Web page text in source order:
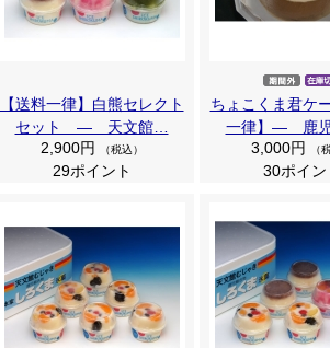
【送料一律】白熊セレクト
セット ― 天文館…
2,900円
（税込）
29ポイント
ちょこくま君ケ
一律】― 鹿児
3,000円
（
30ポイン